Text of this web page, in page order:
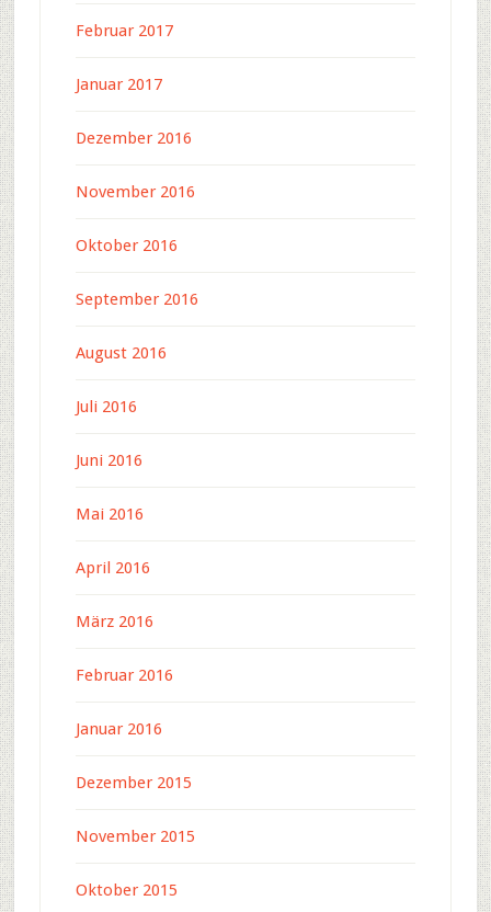
Februar 2017
Januar 2017
Dezember 2016
November 2016
Oktober 2016
September 2016
August 2016
Juli 2016
Juni 2016
Mai 2016
April 2016
März 2016
Februar 2016
Januar 2016
Dezember 2015
November 2015
Oktober 2015